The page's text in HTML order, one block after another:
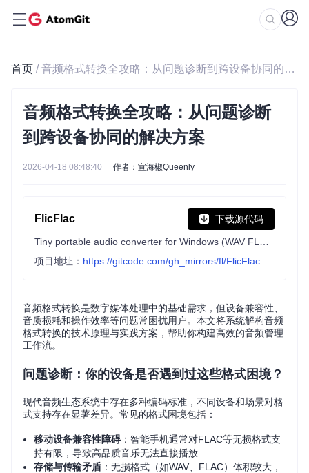
首页 / 音频格式转换全攻略：从问题诊断到跨设备协同的解决方案
音频格式转换全攻略：从问题诊断
到跨设备协同的解决方案
2026-04-18 08:48:40 作者：宣海椒Queenly
FlicFlac 下载源代码
项目地址： https://gitcode.com/gh_mirrors/fl/FlicFlac
音频格式转换是数字媒体处理中的基础需求，但设备兼容性、
音质损耗和操作效率等问题常困扰用户。本文将系统解构音频
格式转换的技术原理与实践方案，帮助你构建高效的音频管理
工作流。
问题诊断：你的设备是否遇到过这些格式困境？
现代音频生态系统中存在多种编码标准，不同设备和场景对格
式支持存在显著差异。常见的格式困境包括：
移动设备兼容性障碍：智能手机通常对FLAC等无损格式支
持有限，导致高品质音乐无法直接播放
存储与传输矛盾 ：无损格式（如WAV、FLAC）体积较大，